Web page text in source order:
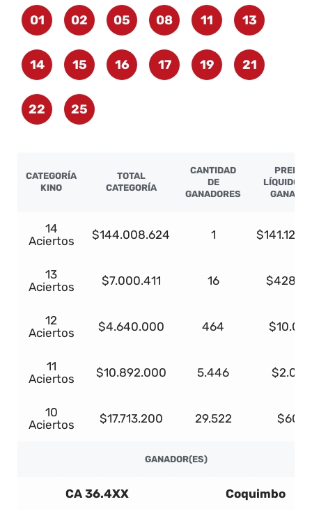
01 02 05 08 11 13
14 15 16 17 19 21
22 25
CATEGORÍA
KINO
TOTAL
CATEGORÍA
CANTIDAD
DE
GANADORES
PREMIO
LÍQUIDO
14
Aciertos
$144.008.624 1
13
Aciertos
$7.000.411 16
12
Aciertos
$4.640.000 464
11
Aciertos
$10.892.000 5.446 $2.000
10
Aciertos
$17.713.200 29.522 $600
GANADOR(ES)
CA 36.4XX Coquimbo